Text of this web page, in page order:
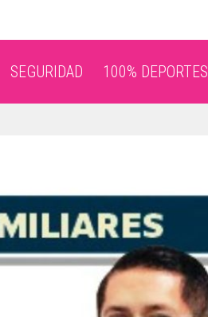
SEGURIDAD 100% DEPORTES